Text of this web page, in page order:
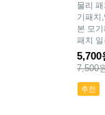
물리
기패치
본 모
패치
5,700
7,500
추천